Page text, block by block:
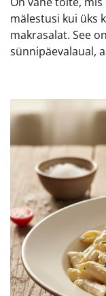
mälestusi kui üks
makrasalat. See
sünnipäevalaual,